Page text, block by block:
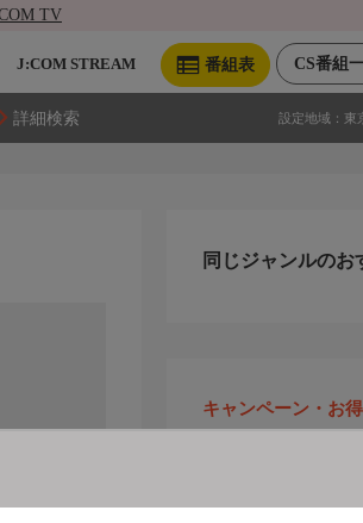
TV
CS番組
番組表
J:COM STREAM
詳細検索 設定地域： 東
同じジャンルのお
キャンペーン・お